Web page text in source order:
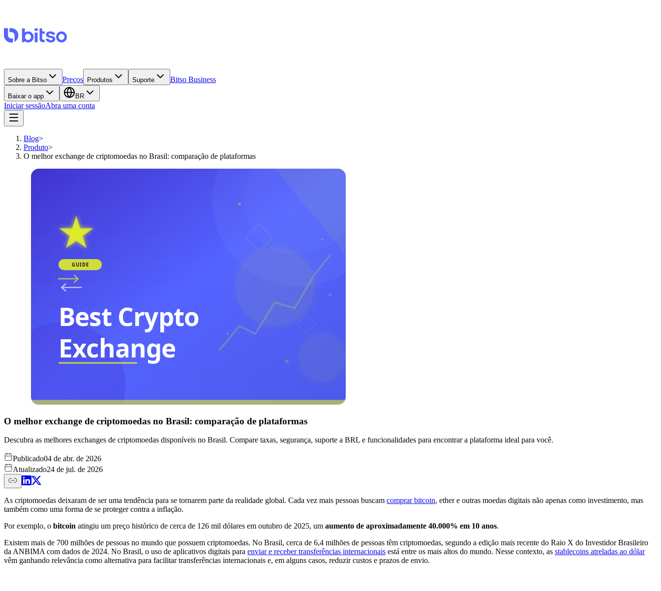
Sobre a Bitso Preços Produtos Suporte Bitso Business
Baixar o app BR
Iniciar sessãoAbra uma conta
Blog>
Produto>
O melhor exchange de criptomoedas no Brasil: comparação de plataformas
O melhor exchange de criptomoedas no Brasil: comparação de plataformas
Descubra as melhores exchanges de criptomoedas disponíveis no Brasil. Compare taxas, segurança, suporte a BRL e funcionalidades para encontrar a plataforma ideal para você.
Publicado04 de abr. de 2026
Atualizado24 de jul. de 2026
As criptomoedas deixaram de ser uma tendência para se tornarem parte da realidade global. Cada vez mais pessoas buscam comprar bitcoin, ether e outras moedas digitais não apenas como investimento, mas
também como uma forma de se proteger contra a inflação.
Por exemplo, o bitcoin atingiu um preço histórico de cerca de 126 mil dólares em outubro de 2025, um aumento de aproximadamente 40.000% em 10 anos.
Existem mais de 700 milhões de pessoas no mundo que possuem criptomoedas. No Brasil, cerca de 6,4 milhões de pessoas têm criptomoedas, segundo a edição mais recente do Raio X do Investidor Brasileiro
da ANBIMA com dados de 2024. No Brasil, o uso de aplicativos digitais para enviar e receber transferências internacionais está entre os mais altos do mundo. Nesse contexto, as stablecoins atreladas ao dólar
vêm ganhando relevância como alternativa para facilitar transferências internacionais e, em alguns casos, reduzir custos e prazos de envio.